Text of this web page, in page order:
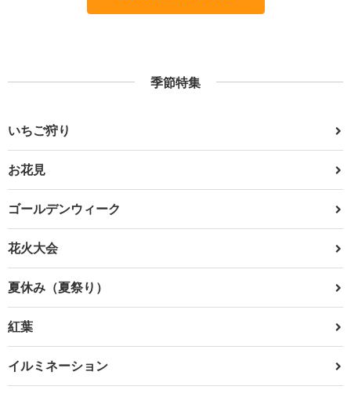
季節特集
いちご狩り
お花見
ゴールデンウィーク
花火大会
夏休み（夏祭り）
紅葉
イルミネーション